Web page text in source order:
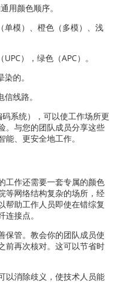
用颜色顺序。
单模）、橙色（多模）、浅
），绿色（APC）。
的。
线路。
系统），可以使工作场所更
。与您的团队成员分享这些
、更安全地工作。
工作还需要一套专属的颜色
等网络结构复杂的场所，经
帮助工作人员即使在错综复
接点。
保管。教会你的团队成员使
前再次核对。这可以节省时
以消除歧义，使技术人员能